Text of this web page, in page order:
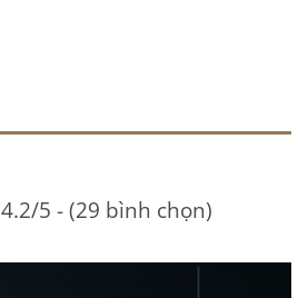
4.2/5 - (29 bình chọn)